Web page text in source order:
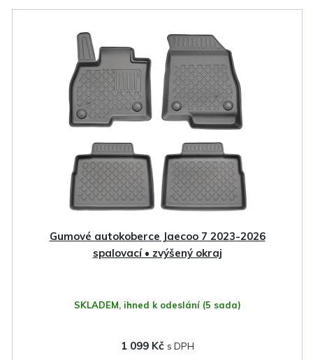
Gumové autokoberce Jaecoo 7 2023-2026
spalovací • zvýšený okraj
SKLADEM, ihned k odeslání (5 sada)
1 099 Kč